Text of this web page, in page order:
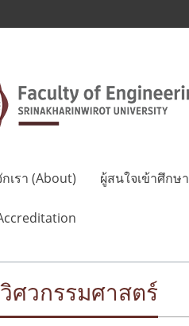
เรา (About) ผู้สนใจเข้าศึกษา
ศวกรรมศาสตร์